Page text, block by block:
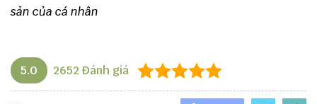
sản của cá nhân
5.0 2652 Đánh giá